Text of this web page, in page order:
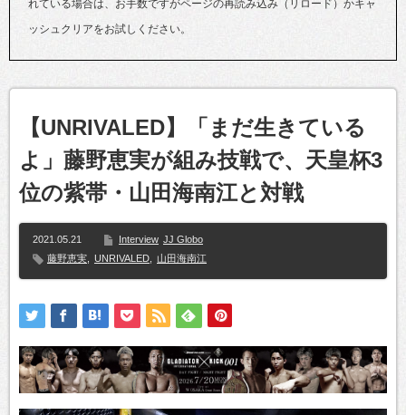
れている場合は、お手数ですがページの再読み込み（リロード）かキャ
ッシュクリアをお試しください。
【UNRIVALED】「まだ生きている
よ」藤野恵実が組み技戦で、天皇杯3
位の紫帯・山田海南江と対戦
2021.05.21 Interview JJ Globo
藤野恵実
UNRIVALED 山田海南江